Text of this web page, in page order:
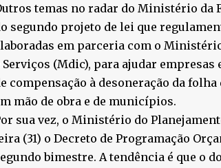
temas no radar do Ministério da
segundo projeto de lei que
em parceria com o
Serviços (Mdic), para ajudar
compensação à desoneração da
mão de obra e de municípios.
sua vez, o Ministério do
(31) o Decreto de Programação
bimestre. A tendência é que o